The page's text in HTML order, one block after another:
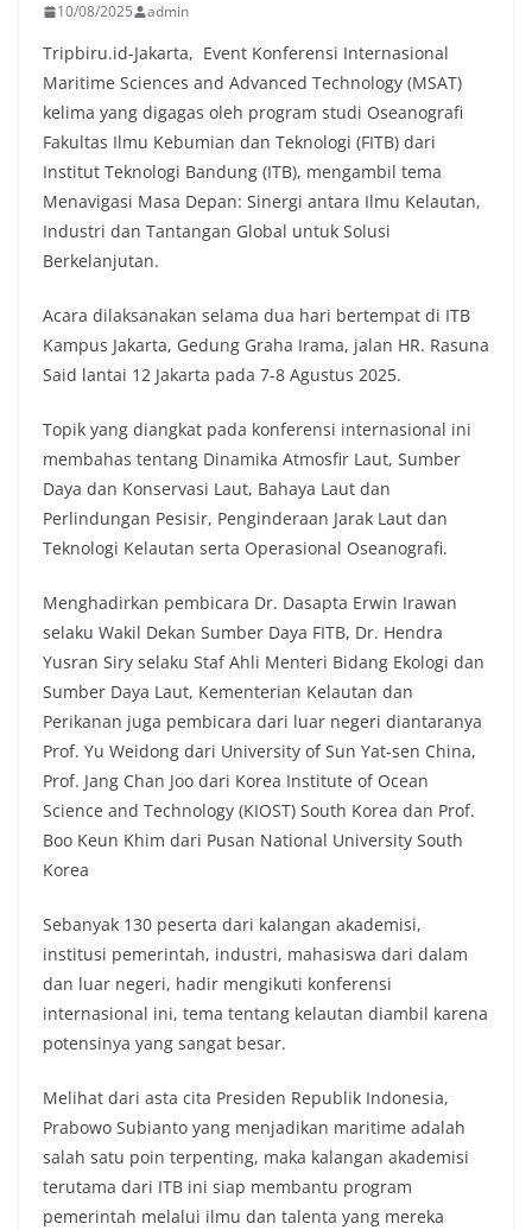
10/08/2025 admin
Tripbiru.id-Jakarta, Event Konferensi Internasional
Maritime Sciences and Advanced Technology (MSAT)
kelima yang digagas oleh program studi Oseanografi
Fakultas Ilmu Kebumian dan Teknologi (FITB) dari
Institut Teknologi Bandung (ITB), mengambil tema
Menavigasi Masa Depan: Sinergi antara Ilmu Kelautan,
Industri dan Tantangan Global untuk Solusi
Berkelanjutan.
Acara dilaksanakan selama dua hari bertempat di ITB
Kampus Jakarta, Gedung Graha Irama, jalan HR. Rasuna
Said lantai 12 Jakarta pada 7-8 Agustus 2025.
Topik yang diangkat pada konferensi internasional ini
membahas tentang Dinamika Atmosfir Laut, Sumber
Daya dan Konservasi Laut, Bahaya Laut dan
Perlindungan Pesisir, Penginderaan Jarak Laut dan
Teknologi Kelautan serta Operasional Oseanografi.
Menghadirkan pembicara Dr. Dasapta Erwin Irawan
selaku Wakil Dekan Sumber Daya FITB, Dr. Hendra
Yusran Siry selaku Staf Ahli Menteri Bidang Ekologi dan
Sumber Daya Laut, Kementerian Kelautan dan
Perikanan juga pembicara dari luar negeri diantaranya
Prof. Yu Weidong dari University of Sun Yat-sen China,
Prof. Jang Chan Joo dari Korea Institute of Ocean
Science and Technology (KIOST) South Korea dan Prof.
Boo Keun Khim dari Pusan National University South
Korea
Sebanyak 130 peserta dari kalangan akademisi,
institusi pemerintah, industri, mahasiswa dari dalam
dan luar negeri, hadir mengikuti konferensi
internasional ini, tema tentang kelautan diambil karena
potensinya yang sangat besar.
Melihat dari asta cita Presiden Republik Indonesia,
Prabowo Subianto yang menjadikan maritime adalah
salah satu poin terpenting, maka kalangan akademisi
terutama dari ITB ini siap membantu program
pemerintah melalui ilmu dan talenta yang mereka